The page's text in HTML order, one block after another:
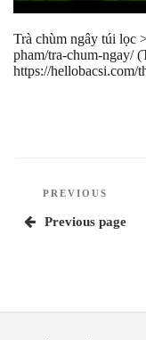
Trà chùm ngây túi lọc
pham/tra-chum-ngay/
https://hellobacsi.com/
Phân
trang
Previous
Post
PREVIOUS
Previous page